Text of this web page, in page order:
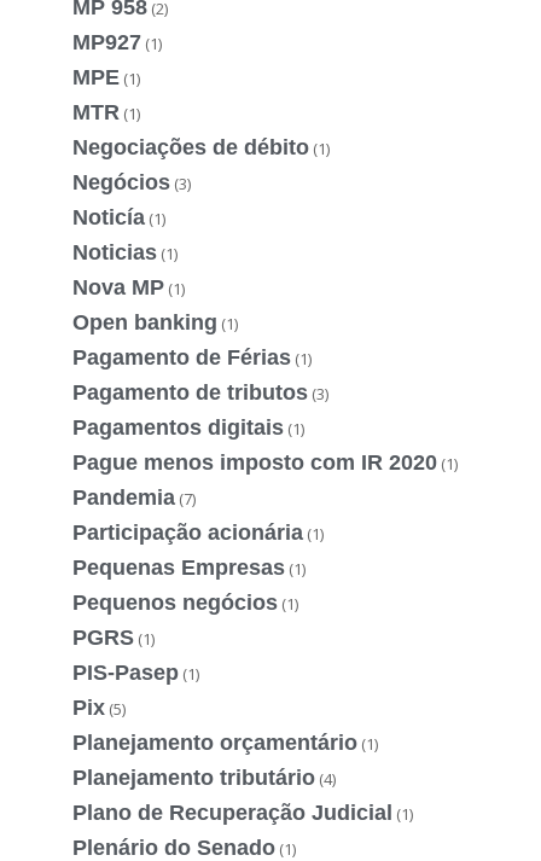
MP 958 (2)
MP927 (1)
MPE (1)
MTR (1)
Negociações de débito (1)
Negócios (3)
Noticía (1)
Noticias (1)
Nova MP (1)
Open banking (1)
Pagamento de Férias (1)
Pagamento de tributos (3)
Pagamentos digitais (1)
Pague menos imposto com IR 2020 (1)
Pandemia (7)
Participação acionária (1)
Pequenas Empresas (1)
Pequenos negócios (1)
PGRS (1)
PIS-Pasep (1)
Pix (5)
Planejamento orçamentário (1)
Planejamento tributário (4)
Plano de Recuperação Judicial (1)
Plenário do Senado (1)